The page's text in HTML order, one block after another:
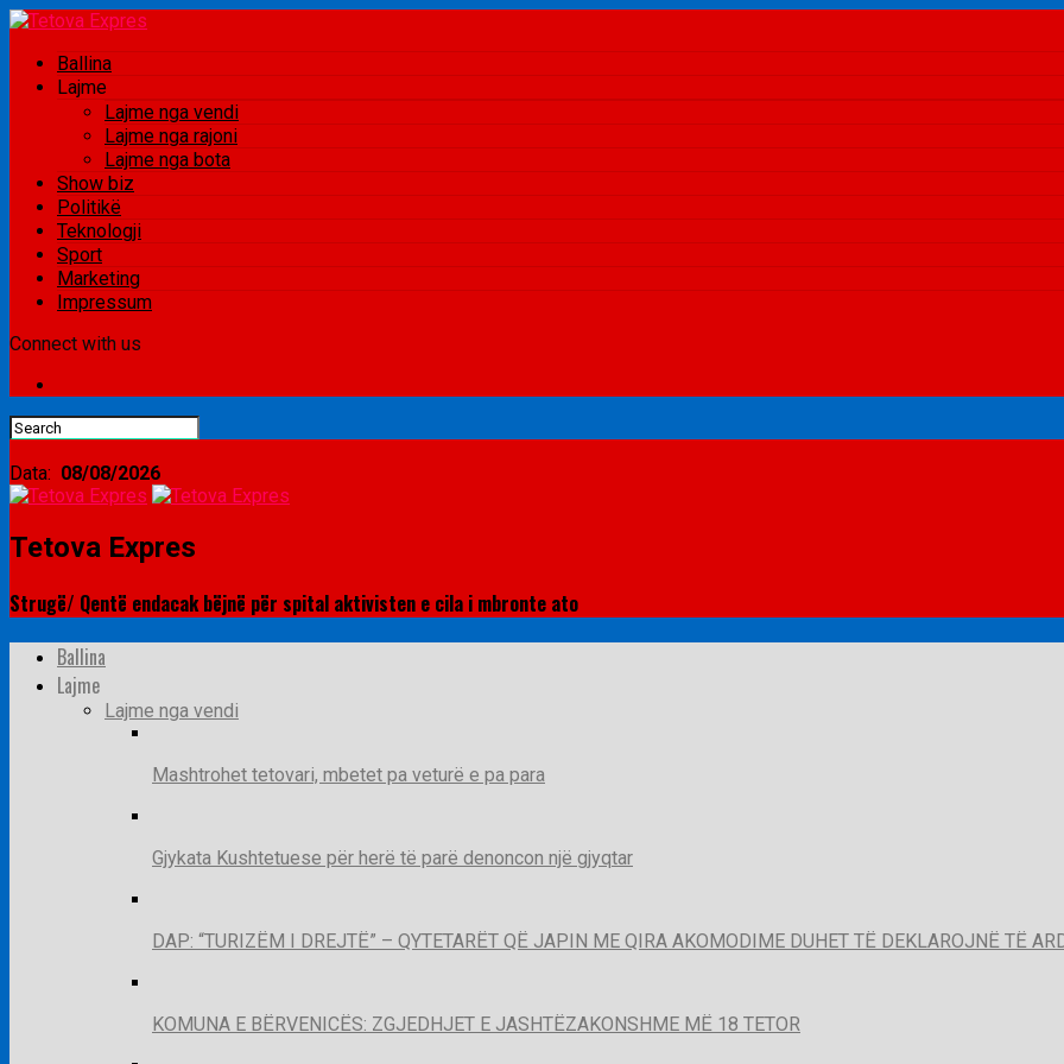
Ballina
Lajme
Lajme nga vendi
Lajme nga rajoni
Lajme nga bota
Show biz
Politikë
Teknologji
Sport
Marketing
Impressum
Connect with us
Data: 08/08/2026
Tetova Expres
Strugë/ Qentë endacak bëjnë për spital aktivisten e cila i mbronte ato
Ballina
Lajme
Lajme nga vendi
Mashtrohet tetovari, mbetet pa veturë e pa para
Gjykata Kushtetuese për herë të parë denoncon një gjyqtar
DAP: “TURIZËM I DREJTË” – QYTETARËT QË JAPIN ME QIRA AKOMODIME DUHET TË DEKLAROJNË TË
KOMUNA E BËRVENICËS: ZGJEDHJET E JASHTËZAKONSHME MË 18 TETOR